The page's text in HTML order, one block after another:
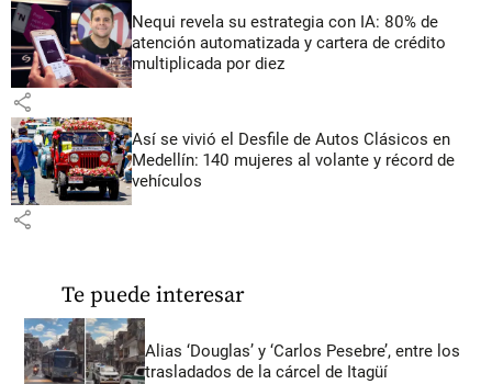
Nequi revela su estrategia con IA: 80% de
atención automatizada y cartera de crédito
multiplicada por diez
share
Así se vivió el Desfile de Autos Clásicos en
Medellín: 140 mujeres al volante y récord de
vehículos
share
Te puede interesar
Alias ‘Douglas’ y ‘Carlos Pesebre’, entre los
trasladados de la cárcel de Itagüí